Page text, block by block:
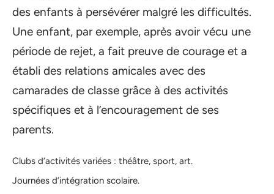
des enfants à persévérer malgré les difficultés.
Une enfant, par exemple, après avoir vécu une
période de rejet, a fait preuve de courage et a
établi des relations amicales avec des
camarades de classe grâce à des activités
spécifiques et à l’encouragement de ses
parents.
Clubs d’activités variées : théâtre, sport, art.
Journées d’intégration scolaire.